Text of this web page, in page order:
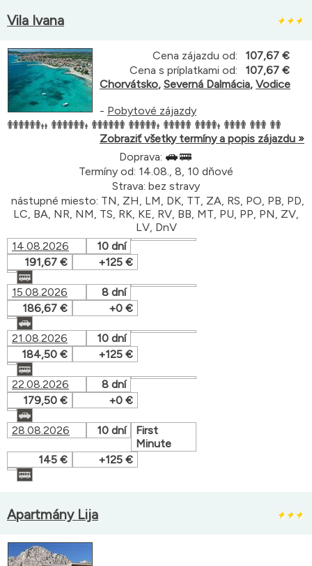
Vila Ivana
Cena zájazdu od:
107,67 €
Cena s príplatkami od:
107,67 €
Chorvátsko, Severná Dalmácia, Vodice
- Pobytové zájazdy
Zobraziť všetky termíny a popis zájazdu »
Doprava:
Termíny od: 14.08., 8, 10 dňové
Strava: bez stravy
nástupné miesto: TN, ZH, LM, DK, TT, ZA, RS, PO, PB, PD,
LC, BA, NR, NM, TS, RK, KE, RV, BB, MT, PU, PP, PN, ZV,
LV, DnV
14.08.2026
10 dní
191,67 €
+125 €
15.08.2026
8 dní
186,67 €
+0 €
21.08.2026
10 dní
184,50 €
+125 €
22.08.2026
8 dní
179,50 €
+0 €
28.08.2026 10 dní
First
Minute
145 €
+125 €
Apartmány Lija